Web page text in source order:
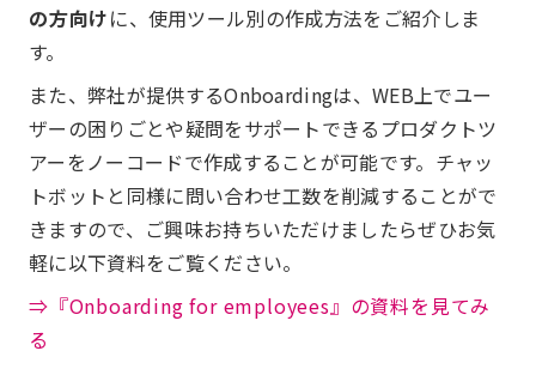
の方向けに、使用ツール別の作成方法をご紹介しま
す。
また、弊社が提供するOnboardingは、WEB上でユー
ザーの困りごとや疑問をサポートできるプロダクトツ
アーをノーコードで作成することが可能です。チャッ
トボットと同様に問い合わせ工数を削減することがで
きますので、ご興味お持ちいただけましたらぜひお気
軽に以下資料をご覧ください。
⇒『Onboarding for employees』の資料を見てみ
る